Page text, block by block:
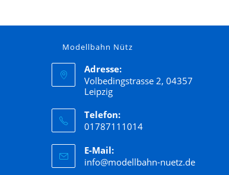
Modellbahn Nütz
Adresse:
Volbedingstrasse 2, 04357
Leipzig
Telefon:
01787111014
E-Mail:
info@modellbahn-nuetz.de